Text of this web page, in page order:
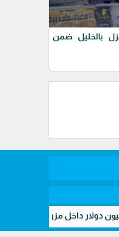
بالخليل ضمن